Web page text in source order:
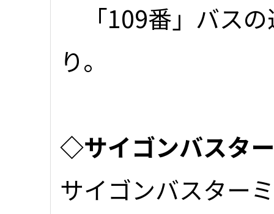
「109番」バス
り。
◇サイゴンバスタ
サイゴンバスター